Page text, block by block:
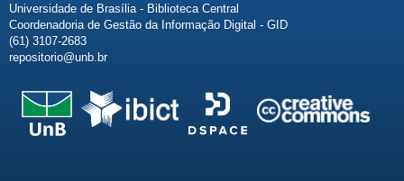
Universidade de Brasília - Biblioteca Central
Coordenadoria de Gestão da Informação Digital - GID
(61) 3107-2683
repositorio@unb.br